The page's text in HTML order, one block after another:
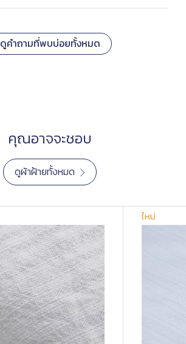
ดูคำถามที่พบบ่อยทั้งหมด
คุณอาจจะชอบ
ดูผ้าฝ้ายทั้งหมด
ใหม่